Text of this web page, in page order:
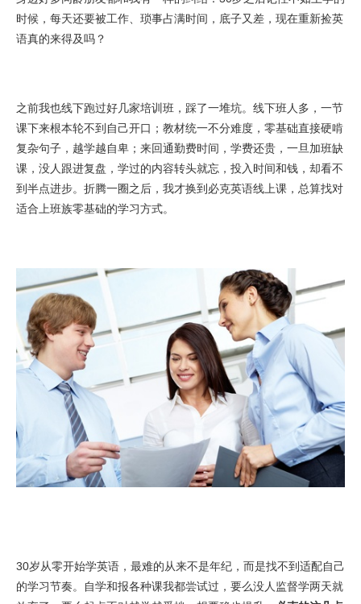
时候，每天还要被工作、琐事占满时间，底子又差，现在重新捡英
语真的来得及吗？
之前我也线下跑过好几家培训班，踩了一堆坑。线下班人多，一节
课下来根本轮不到自己开口；教材统一不分难度，零基础直接硬啃
复杂句子，越学越自卑；来回通勤费时间，学费还贵，一旦加班缺
课，没人跟进复盘，学过的内容转头就忘，投入时间和钱，却看不
到半点进步。折腾一圈之后，我才换到必克英语线上课，总算找对
适合上班族零基础的学习方式。
30岁从零开始学英语，最难的从来不是年纪，而是找不到适配自己
的学习节奏。自学和报各种课我都尝试过，要么没人监督学两天就